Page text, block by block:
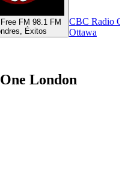
FM 98.1 FM
Éxitos
CBC Radio
Ottawa
London